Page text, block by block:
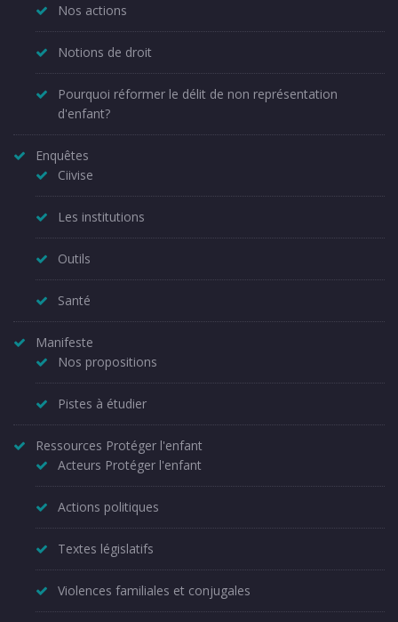
Nos actions
Notions de droit
Pourquoi réformer le délit de non représentation
d'enfant?
Enquêtes
Ciivise
Les institutions
Outils
Santé
Manifeste
Nos propositions
Pistes à étudier
Ressources Protéger l'enfant
Acteurs Protéger l'enfant
Actions politiques
Textes législatifs
Violences familiales et conjugales